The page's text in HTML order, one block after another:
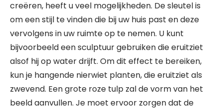
creëren, heeft u veel mogelijkheden. De sleutel is
om een ​​stijl te vinden die bij uw huis past en deze
vervolgens in uw ruimte op te nemen. U kunt
bijvoorbeeld een sculptuur gebruiken die eruitziet
alsof hij op water drijft. Om dit effect te bereiken,
kun je hangende nierwiet planten, die eruitziet als
zwevend. Een grote roze tulp zal de vorm van het
beeld aanvullen. Je moet ervoor zorgen dat de